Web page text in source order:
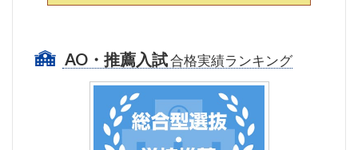
AO・推薦入試合格実績ランキング